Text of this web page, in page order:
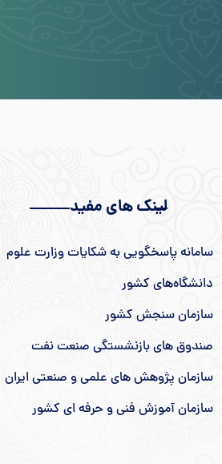
لینک های مفید
سامانه پاسخگویی به شکایات وزارت علوم
دانشگاه‌های کشور
سازمان سنجش کشور
صندوق های بازنشستگی صنعت نفت
سازمان پژوهش های علمی و صنعتی ایران
سازمان آموزش فنی و حرفه ای کشور